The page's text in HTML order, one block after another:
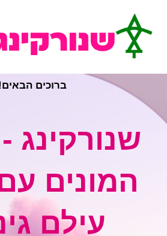
ברוכים
שנורקינג
המונים
עילם